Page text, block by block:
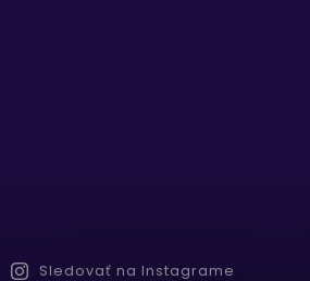
Sledovať na Instagrame